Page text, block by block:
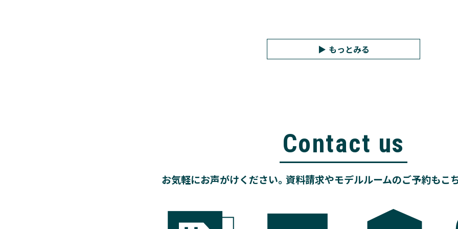
もっとみる
Contact us
お気軽にお声がけください。資料請求やモデルルームのご予約もこ